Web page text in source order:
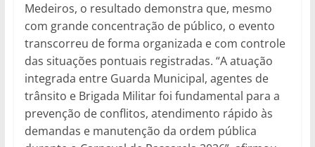
Medeiros, o resultado demonstra que, mesmo
com grande concentração de público, o evento
transcorreu de forma organizada e com controle
das situações pontuais registradas. “A atuação
integrada entre Guarda Municipal, agentes de
trânsito e Brigada Militar foi fundamental para a
prevenção de conflitos, atendimento rápido às
demandas e manutenção da ordem pública